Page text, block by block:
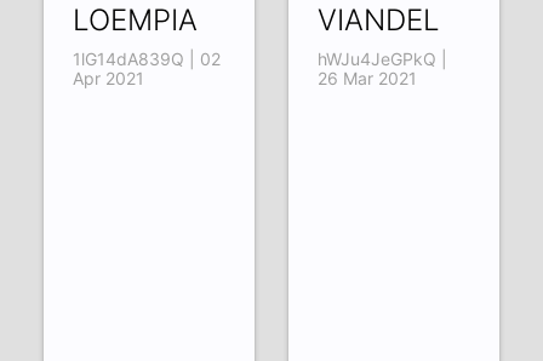
LOEMPIA
1lG14dA839Q | 02
Apr 2021
VIANDEL
hWJu4JeGPkQ |
26 Mar 2021